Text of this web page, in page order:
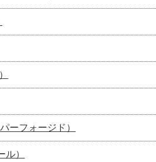
ーフォージド）
）